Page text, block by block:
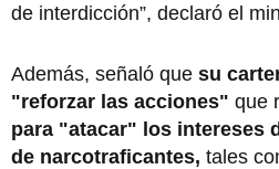
de interdicción”, declaró el
Además, señaló que su
"reforzar las acciones" que
para "atacar" los intereses
de narcotraficantes, tales